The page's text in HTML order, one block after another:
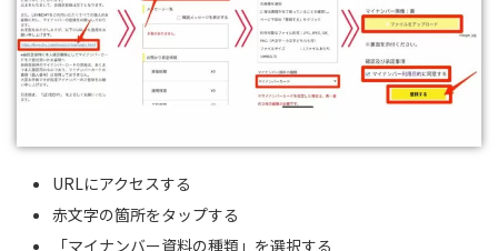
URLにアクセスする
赤文字の箇所をタップする
「マイナンバー資料の種類」を選択する